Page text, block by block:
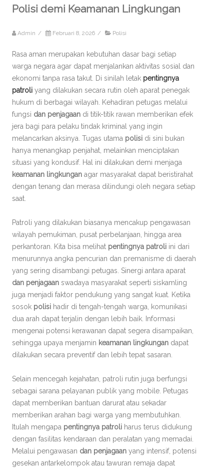
Polisi demi Keamanan Lingkungan
Admin / Februari 8, 2026 / Polisi
Rasa aman merupakan kebutuhan dasar bagi setiap
warga negara agar dapat menjalankan aktivitas sosial dan
ekonomi tanpa rasa takut. Di sinilah letak pentingnya
patroli yang dilakukan secara rutin oleh aparat penegak
hukum di berbagai wilayah. Kehadiran petugas melalui
fungsi dan penjagaan di titik-titik rawan memberikan efek
jera bagi para pelaku tindak kriminal yang ingin
melancarkan aksinya. Tugas utama polisi di sini bukan
hanya menangkap penjahat, melainkan menciptakan
situasi yang kondusif. Hal ini dilakukan demi menjaga
keamanan lingkungan agar masyarakat dapat beristirahat
dengan tenang dan merasa dilindungi oleh negara setiap
saat.
Patroli yang dilakukan biasanya mencakup pengawasan
wilayah pemukiman, pusat perbelanjaan, hingga area
perkantoran. Kita bisa melihat pentingnya patroli ini dari
menurunnya angka pencurian dan premanisme di daerah
yang sering disambangi petugas. Sinergi antara aparat
dan penjagaan swadaya masyarakat seperti siskamling
juga menjadi faktor pendukung yang sangat kuat. Ketika
sosok polisi hadir di tengah-tengah warga, komunikasi
dua arah dapat terjalin dengan lebih baik. Informasi
mengenai potensi kerawanan dapat segera disampaikan,
sehingga upaya menjamin keamanan lingkungan dapat
dilakukan secara preventif dan lebih tepat sasaran.
Selain mencegah kejahatan, patroli rutin juga berfungsi
sebagai sarana pelayanan publik yang mobile. Petugas
dapat memberikan bantuan darurat atau sekadar
memberikan arahan bagi warga yang membutuhkan.
Itulah mengapa pentingnya patroli harus terus didukung
dengan fasilitas kendaraan dan peralatan yang memadai.
Melalui pengawasan dan penjagaan yang intensif, potensi
gesekan antarkelompok atau tawuran remaja dapat